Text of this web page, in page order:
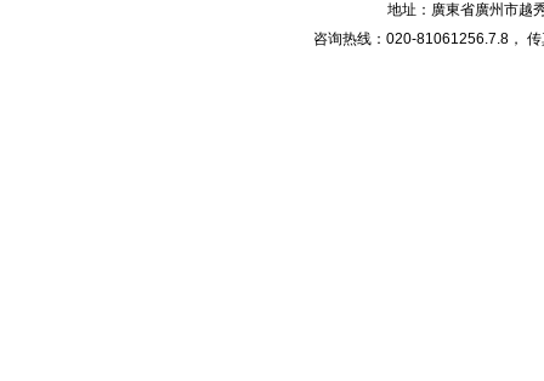
地址：廣東省廣州市越
咨询热线：020-81061256.7.8，